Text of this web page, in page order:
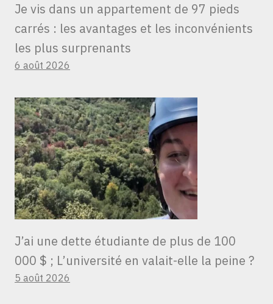
Je vis dans un appartement de 97 pieds
carrés : les avantages et les inconvénients
les plus surprenants
6 août 2026
J’ai une dette étudiante de plus de 100
000 $ ; L’université en valait-elle la peine ?
5 août 2026